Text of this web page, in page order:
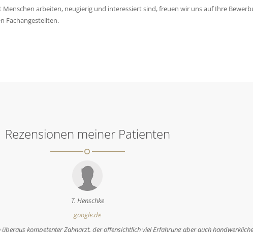
Menschen arbeiten, neugierig und interessiert sind, freuen wir uns auf Ihre
Fachangestellten.
Rezensionen meiner Patienten
A. Clasen
google.de
ich 77 Jahre alt werden musste um DEN ZAHNARZT, Herrn Dr. Mache zu finden.